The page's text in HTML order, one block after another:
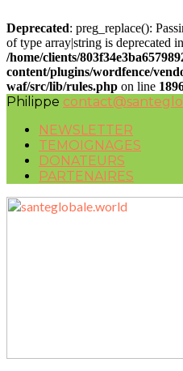
Deprecated: preg_replace():
of type array|string is deprecated in
/home/clients/
content/plugins/wordfence/
waf/src/lib/rules.php on line
Philippe
NEWSLETTER
TEMOIGNAGES
DONATEURS
PARTENAIRES